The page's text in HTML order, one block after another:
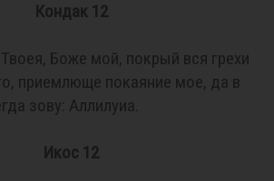
Кондак 12
Боже мой, покрый вся грехи
приемлюще покаяние мое, да в
зову: Аллилуиа.
Икос 12